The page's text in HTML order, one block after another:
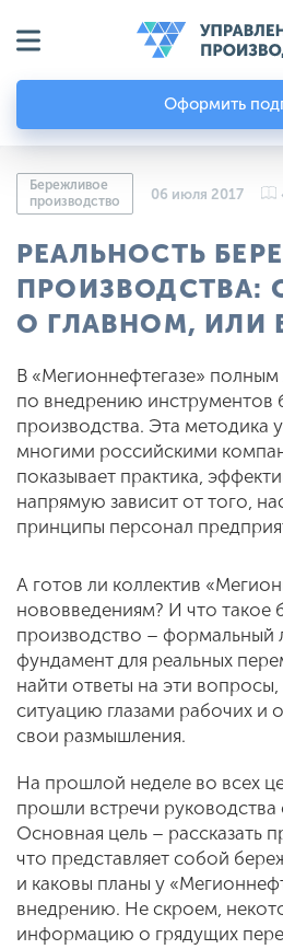
Оформить
Бережливое
производство
06 июля 2017
РЕАЛЬНОСТЬ
ПРОИЗВОДСТВА:
О ГЛАВНОМ, ИЛИ
В «Мегионнефтегазе»
по внедрению инструментов
производства. Эта методика
многими российскими
показывает практика,
напрямую зависит от того,
принципы персонал
А готов ли коллектив
нововведениям? И что такое
производство – формальный
фундамент для реальных
найти ответы на эти
ситуацию глазами рабочих и
свои размышления.
На прошлой неделе во всех
прошли встречи
Основная цель – рассказать
что представляет собой
и каковы планы у
внедрению. Не скроем,
информацию о грядущих